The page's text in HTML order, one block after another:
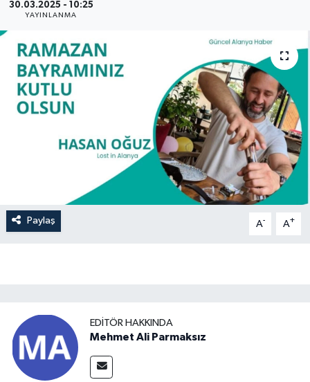
30.03.2025 - 10:25
YAYINLANMA
Paylaş A- A+
EDITÖR HAKKINDA
Mehmet Ali Parmaksız